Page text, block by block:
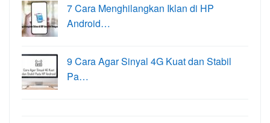
7 Cara Menghilangkan Iklan di HP
Android…
9 Cara Agar Sinyal 4G Kuat dan Stabil
Pa…